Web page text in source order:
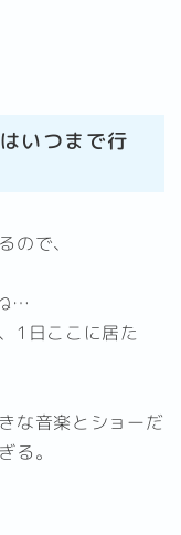
いつまで行
ので、
…
1日ここに居た
な音楽とショーだ
る。